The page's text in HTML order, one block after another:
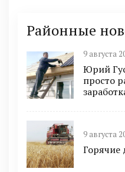
Районные
9 августа
Юрий
просто
9 августа
Горячие